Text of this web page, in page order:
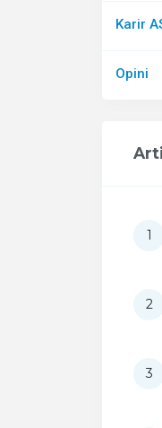
Karir
Opini
1
2
3